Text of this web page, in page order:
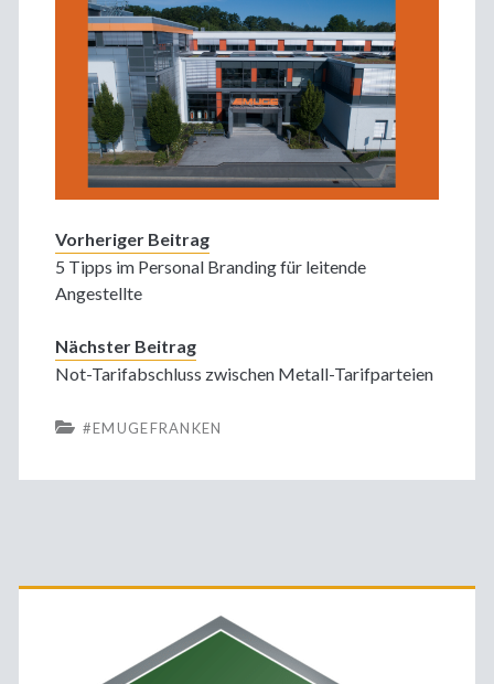
Vorheriger Beitrag
5 Tipps im Personal Branding für leitende
Angestellte
Nächster Beitrag
Not-Tarifabschluss zwischen Metall-Tarifparteien
#EMUGEFRANKEN
Primäre
Sidebar